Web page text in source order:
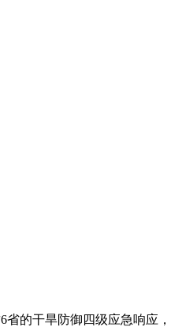
干旱防御四级应急响应，